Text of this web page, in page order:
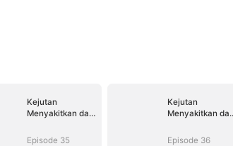
Kejutan
Menyakitkan dari
Episode 35
Kejutan
Menyakitkan dari
Episode 36